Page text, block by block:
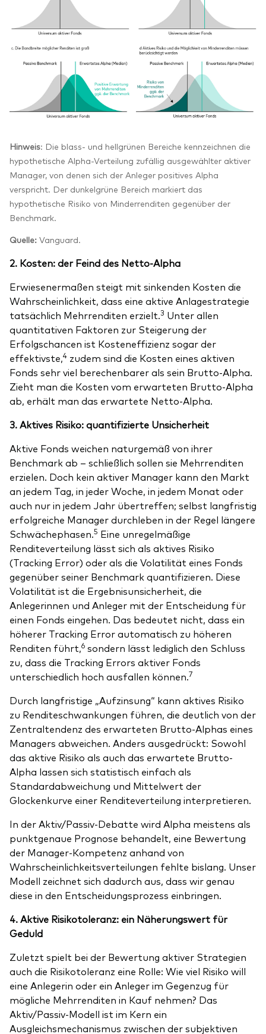
Hinweis: Die blass- und hellgrünen Bereiche kennzeichnen die
hypothetische Alpha-Verteilung zufällig ausgewählter aktiver
Manager, von denen sich der Anleger positives Alpha
verspricht. Der dunkelgrüne Bereich markiert das
hypothetische Risiko von Minderrenditen gegenüber der
Benchmark.
Quelle: Vanguard.
2. Kosten: der Feind des Netto-Alpha
Erwiesenermaßen steigt mit sinkenden Kosten die
Wahrscheinlichkeit, dass eine aktive Anlagestrategie
tatsächlich Mehrrenditen erzielt.3 Unter allen
quantitativen Faktoren zur Steigerung der
Erfolgschancen ist Kosteneffizienz sogar der
effektivste,4 zudem sind die Kosten eines aktiven
Fonds sehr viel berechenbarer als sein Brutto-Alpha.
Zieht man die Kosten vom erwarteten Brutto-Alpha
ab, erhält man das erwartete Netto-Alpha.
3. Aktives Risiko: quantifizierte Unsicherheit
Aktive Fonds weichen naturgemäß von ihrer
Benchmark ab – schließlich sollen sie Mehrrenditen
erzielen. Doch kein aktiver Manager kann den Markt
an jedem Tag, in jeder Woche, in jedem Monat oder
auch nur in jedem Jahr übertreffen; selbst langfristig
erfolgreiche Manager durchleben in der Regel längere
Schwächephasen.5 Eine unregelmäßige
Renditeverteilung lässt sich als aktives Risiko
(Tracking Error) oder als die Volatilität eines Fonds
gegenüber seiner Benchmark quantifizieren. Diese
Volatilität ist die Ergebnisunsicherheit, die
Anlegerinnen und Anleger mit der Entscheidung für
einen Fonds eingehen. Das bedeutet nicht, dass ein
höherer Tracking Error automatisch zu höheren
Renditen führt,6 sondern lässt lediglich den Schluss
zu, dass die Tracking Errors aktiver Fonds
unterschiedlich hoch ausfallen können.7
Durch langfristige „Aufzinsung“ kann aktives Risiko
zu Renditeschwankungen führen, die deutlich von der
Zentraltendenz des erwarteten Brutto-Alphas eines
Managers abweichen. Anders ausgedrückt: Sowohl
das aktive Risiko als auch das erwartete Brutto-
Alpha lassen sich statistisch einfach als
Standardabweichung und Mittelwert der
Glockenkurve einer Renditeverteilung interpretieren.
In der Aktiv/Passiv-Debatte wird Alpha meistens als
punktgenaue Prognose behandelt, eine Bewertung
der Manager-Kompetenz anhand von
Wahrscheinlichkeitsverteilungen fehlte bislang. Unser
Modell zeichnet sich dadurch aus, dass wir genau
diese in den Entscheidungsprozess einbringen.
4. Aktive Risikotoleranz: ein Näherungswert für
Geduld
Zuletzt spielt bei der Bewertung aktiver Strategien
auch die Risikotoleranz eine Rolle: Wie viel Risiko will
eine Anlegerin oder ein Anleger im Gegenzug für
mögliche Mehrrenditen in Kauf nehmen? Das
Aktiv/Passiv-Modell ist im Kern ein
Ausgleichsmechanismus zwischen der subjektiven